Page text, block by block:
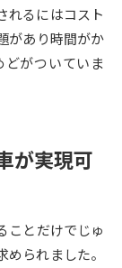
検索
ルを立てよう
れるにはコスト
があり時間がか
がついていま
が実現可
ことだけでじゅ
られました。